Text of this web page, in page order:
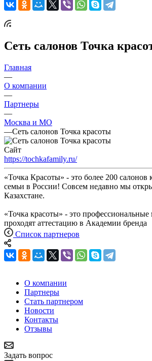
Сеть салонов Точка
Главная
—
О компании
—
Партнеры
—
Москва и МО
—Сеть салонов Точка красоты
Сайт
https://tochkafamily.ru/
«Точка Красоты» - это более 200 салонов
семьи в России! Совсем недавно мы
Казахстане.
«Точка красоты» - это профессиональные
проходят аттестацию в Академии бренда
Список партнеров
О компании
Партнеры
Стать партнером
Новости
Контакты
Отзывы
Задать вопрос